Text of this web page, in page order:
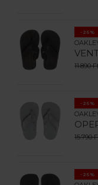
-25%
11.890
-25%
15.790
-25%